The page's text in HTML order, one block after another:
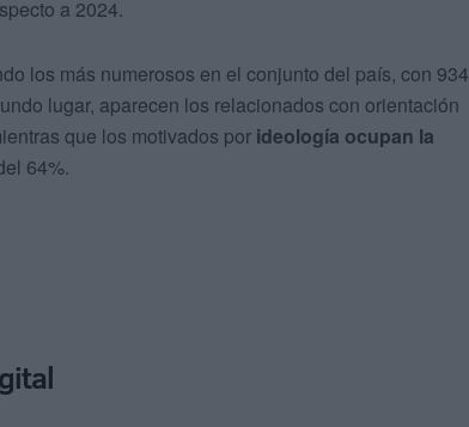
a 2024.
los más numerosos en el conjunto del país, con 934
lugar, aparecen los relacionados con orientación
que los motivados por ideología ocupan la
64%.